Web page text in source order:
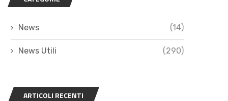
News (14)
News Utili (290)
ARTICOLI RECENTI